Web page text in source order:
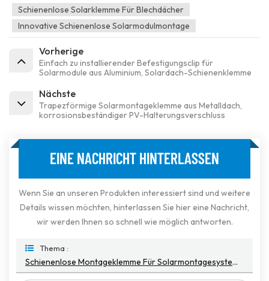
Schienenlose Solarklemme Für Blechdächer
Innovative Schienenlose Solarmodulmontage
Vorherige
Einfach zu installierender Befestigungsclip für
Solarmodule aus Aluminium, Solardach-Schienenklemme
Nächste
Trapezförmige Solarmontageklemme aus Metalldach,
korrosionsbeständiger PV-Halterungsverschluss
EINE NACHRICHT HINTERLASSEN
Wenn Sie an unseren Produkten interessiert sind und weitere
Details wissen möchten, hinterlassen Sie hier eine Nachricht,
wir werden Ihnen so schnell wie möglich antworten.
Thema :
Schienenlose Montageklemme Für Solarmontagesysteme Für Metall-/Blechdächer